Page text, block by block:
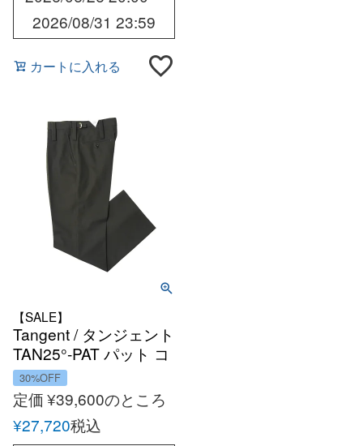
2026/08/31 23:59
カートに入れる
【SALE】
Tangent / タンジェント
TAN25°-PAT パット コ
ットンツイル1プリー
ツ ブリティッシュバラ
ックパンツ
30%OFF
定価¥39,600のところ
¥27,720税込